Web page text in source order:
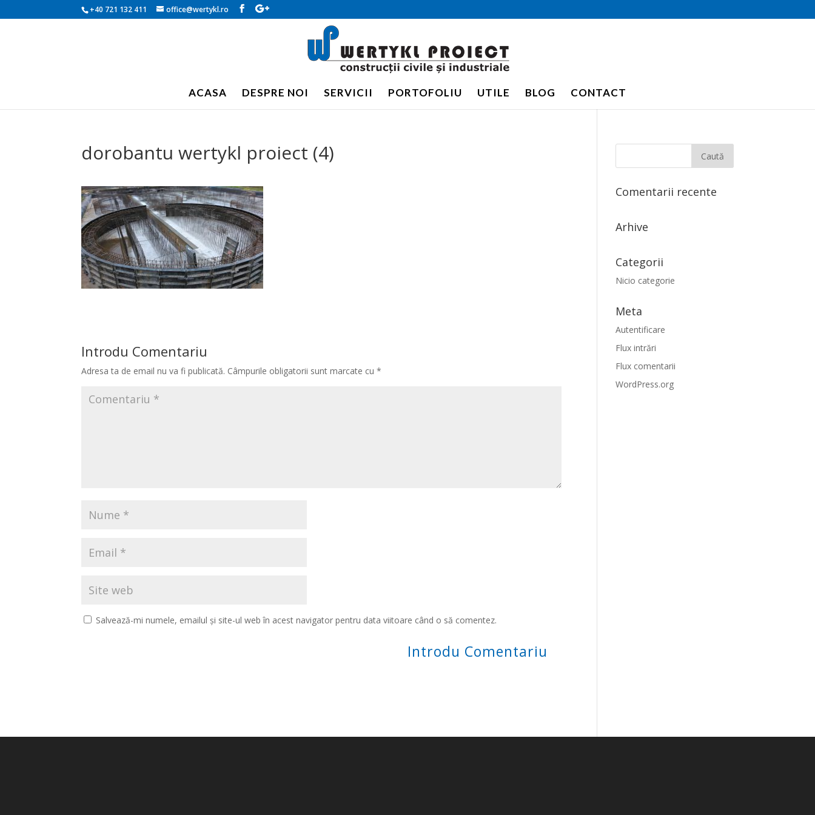
+40 721 132 411 office@wertykl.ro
ACASA DESPRE NOI SERVICII PORTOFOLIU UTILE BLOG CONTACT
dorobantu wertykl proiect (4)
Introdu Comentariu
Adresa ta de email nu va fi publicată. Câmpurile obligatorii sunt marcate cu*
Salvează-mi numele, emailul și site-ul web în acest navigator pentru data viitoare când o să comentez.
Comentarii recente
Arhive
Categorii
Nicio categorie
Meta
Autentificare
Flux intrări
Flux comentarii
WordPress.org